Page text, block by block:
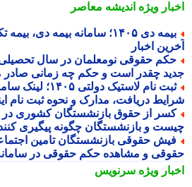
ویژهاندیشه معاصر
بیمه دی ۱۴۰۵؛ سامانه بیمه دی،
اخبار
چقدر است و حکم چه زمانی صادر
ثبت نام لاستیک دولتی
دریافت، مدارک و نحوه ثبت نام
و بازنشستگان چگونه پیگیری کنند؟
حقوقی بازنشستگان تامین
و مشاهده حکم حقوقی در سامانه
ویژهسرنویس